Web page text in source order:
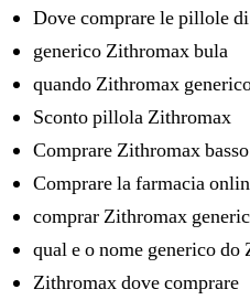
Dove comprare le pillole
generico Zithromax bula
quando Zithromax
Sconto pillola Zithromax
Comprare Zithromax
Comprare la farmacia
comprar Zithromax
qual e o nome generico
Zithromax dove comprare